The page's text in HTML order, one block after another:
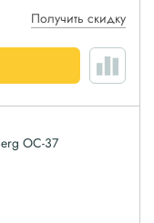
Получить скидку
ОС-37